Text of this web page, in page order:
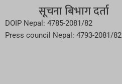
सूचना बिभाग दर्ता
DOIP Nepal: 4785-2081/82
Press council Nepal: 4793-2081/82